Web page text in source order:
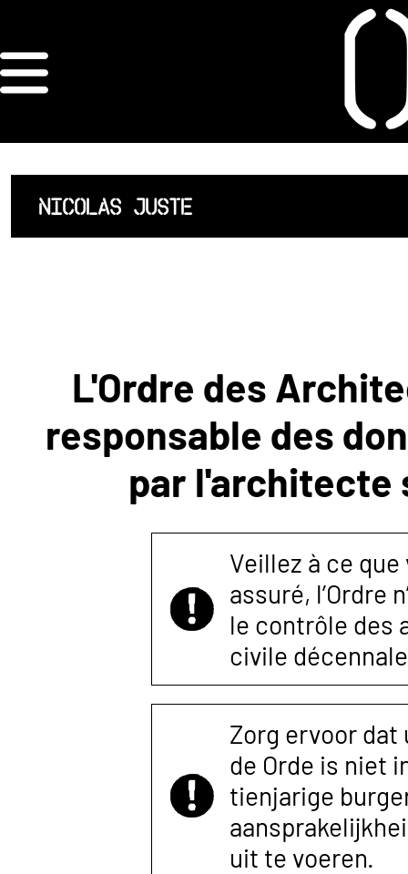
ORDRE DES
ARCHITECTES
ACCUEIL
LISTE DES
ANNEXE 4 CODT
CONTACTER
NICOLAS JUSTE
L'Ordre des
responsable des
par l'architecte
Veillez à ce
assuré, l’Ordre
le contrôle des
civile
Zorg ervoor
de Orde is niet
tienjarige
uit te voeren.